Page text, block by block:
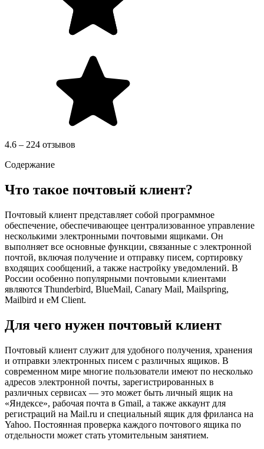
4.6 – 224 отзывов
Содержание
Что такое почтовый клиент?
Почтовый клиент представляет собой программное
обеспечение, обеспечивающее централизованное управление
несколькими электронными почтовыми ящиками. Он
выполняет все основные функции, связанные с электронной
почтой, включая получение и отправку писем, сортировку
входящих сообщений, а также настройку уведомлений. В
России особенно популярными почтовыми клиентами
являются Thunderbird, BlueMail, Canary Mail, Mailspring,
Mailbird и eM Client.
Для чего нужен почтовый клиент
Почтовый клиент служит для удобного получения, хранения
и отправки электронных писем с различных ящиков. В
современном мире многие пользователи имеют по несколько
адресов электронной почты, зарегистрированных в
различных сервисах — это может быть личный ящик на
«Яндексе», рабочая почта в Gmail, а также аккаунт для
регистраций на Mail.ru и специальный ящик для фриланса на
Yahoo. Постоянная проверка каждого почтового ящика по
отдельности может стать утомительным занятием.